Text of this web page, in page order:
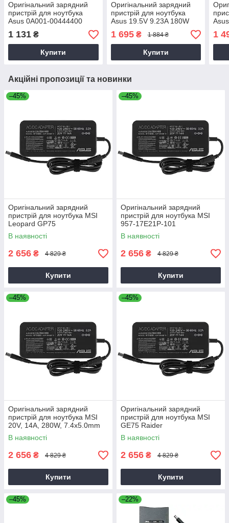
Оригінальний зарядний
пристрій для ноутбука
Asus 0A001-00444400
1 131 ₴
Купити
Оригінальний зарядний
пристрій для ноутбука
Asus 19.5V 9.23A 180W
6.0*3.7 pin Slim Original
1 695₴ 1 884 ₴
Купити
1
Акційні пропозиції та новинки
–45%
Оригінальний зарядний
пристрій для ноутбука MSI
Leopard GP75
В наявності
2 656 ₴ 4 829 ₴
Купити
–45%
Оригінальний зарядний
пристрій для ноутбука MSI
957-17E21P-101
В наявності
2 656 ₴ 4 829 ₴
Купити
–45%
Оригінальний зарядний
пристрій для ноутбука MSI
20V, 14A, 280W, 7.4x5.0mm
В наявності
2 656 ₴ 4 829 ₴
Купити
–45%
Оригінальний зарядний
пристрій для ноутбука MSI
GE75 Raider
В наявності
2 656 ₴ 4 829 ₴
Купити
–45% –22%